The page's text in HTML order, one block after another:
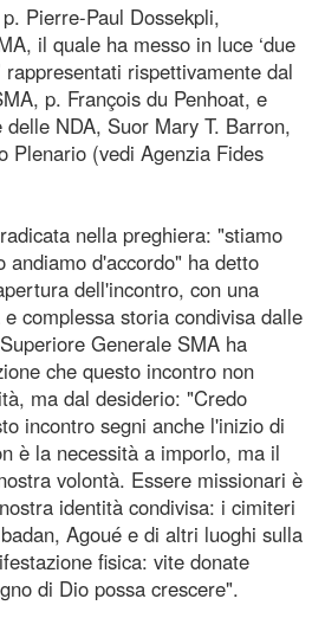
Pierre-Paul Dossekpli,
il quale ha messo in luce ‘due
rappresentati rispettivamente dal
p. François du Penhoat, e
NDA, Suor Mary T. Barron,
Plenario (vedi Agenzia Fides
nella preghiera: "stiamo
andiamo d'accordo" ha detto
dell'incontro, con una
complessa storia condivisa dalle
Generale SMA ha
che questo incontro non
ma dal desiderio: "Credo
incontro segni anche l'inizio di
è la necessità a imporlo, ma il
volontà. Essere missionari è
identità condivisa: i cimiteri
Agoué e di altri luoghi sulla
fisica: vite donate
di Dio possa crescere".